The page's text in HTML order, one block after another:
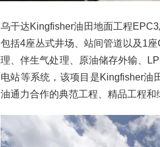
乌干达Kingfisher油田地面工程
包括4座丛式井场、站间管道以及1
理、伴生气处理、原油储存外输、
电站等系统，该项目是Kingfisher油
油通力合作的典范工程、精品工程和